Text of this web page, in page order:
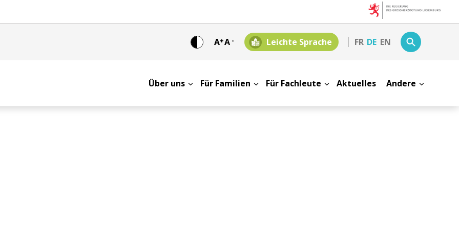
A+A - Leichte Sprache FR DE EN
Über uns
Für Familien Für Fachleute Aktuelles Andere